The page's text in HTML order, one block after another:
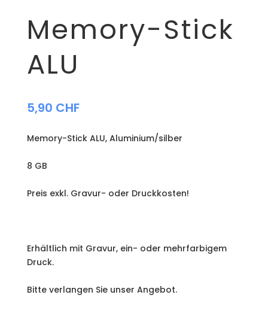
Memory-Stick
ALU
5,90 CHF
Memory-Stick ALU, Aluminium/silber
8 GB
Preis exkl. Gravur- oder Druckkosten!
Erhältlich mit Gravur, ein- oder mehrfarbigem
Druck.
Bitte verlangen Sie unser Angebot.